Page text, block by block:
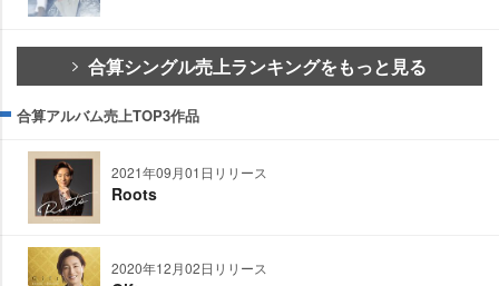
合算シングル売上ランキングをもっと見る
合算アルバム売上TOP3作品
2021年09月01日リリース
Roots
2020年12月02日リリース